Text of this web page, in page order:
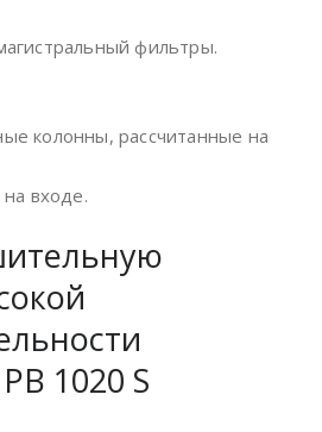
фильтры.
колонны, рассчитанные на
входе.
1020 S